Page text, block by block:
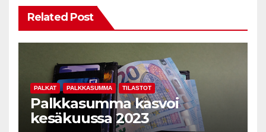
Related Post
PALKAT PALKKASUMMA TILASTOT
Palkkasumma kasvoi
kesäkuussa 2023